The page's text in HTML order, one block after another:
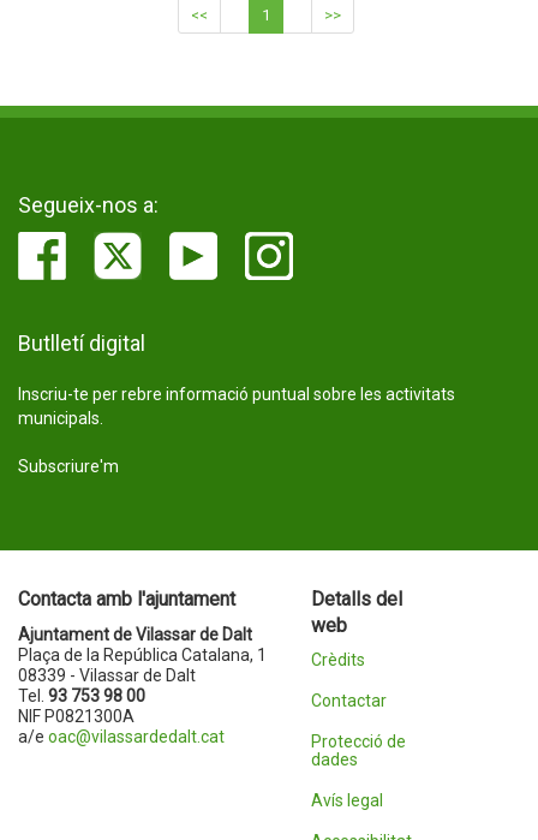
<< 1 >>
Segueix-nos a:
Butlletí digital
Inscriu-te per rebre informació puntual sobre les activitats
municipals.
Subscriure'm
Contacta amb l'ajuntament
Ajuntament de Vilassar de Dalt
Plaça de la República Catalana, 1
08339 - Vilassar de Dalt
Tel. 93 753 98 00
NIF P0821300A
a/e oac@vilassardedalt.cat
Detalls del
web
Crèdits
Contactar
Protecció de
dades
Avís legal